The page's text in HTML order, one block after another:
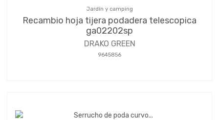
Jardín y camping
Recambio hoja tijera podadera telescopica
ga02202sp
DRAKO GREEN
9645856